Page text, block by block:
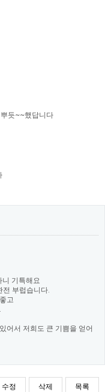
듯~~했답니다
기특해요
부럽습니다.
고
어서 저희도 큰 기쁨을 얻어
수정 삭제 목록